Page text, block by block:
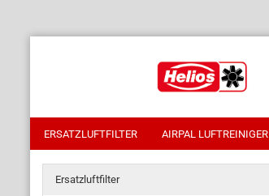
ERSATZLUFTFILTER AIRPAL LUFTREINIGER
Ersatzluftfilter